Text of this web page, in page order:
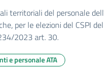
territoriali del personale
per le elezioni del CSPI
2023 art. 30.
e personale ATA